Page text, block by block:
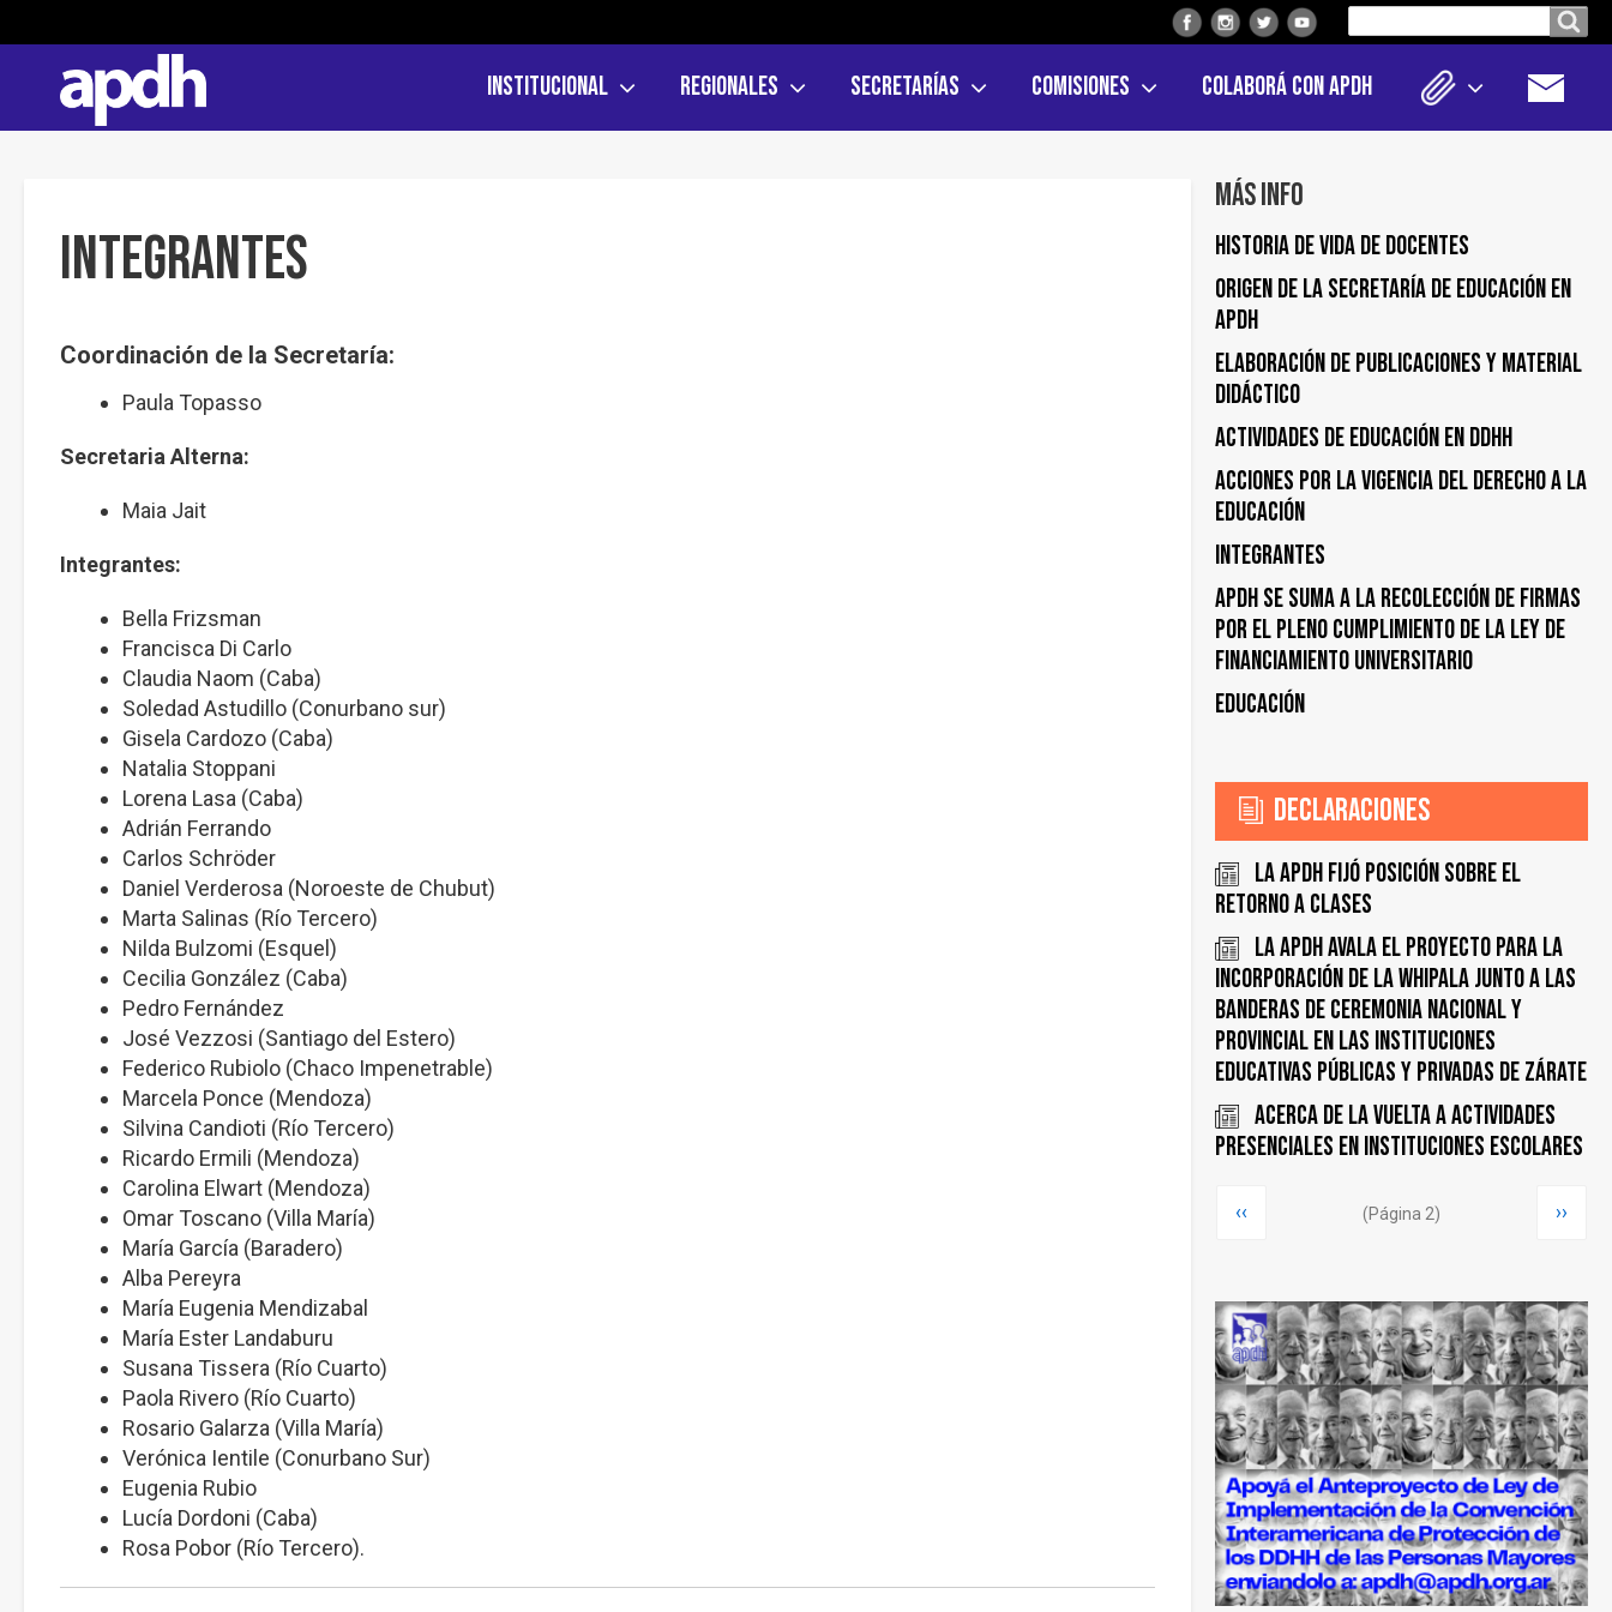
el
sitio
Institucional Regionales Secretarías Comisiones Colaborá con APDH
Integrantes
Coordinación de la Secretaría:
Paula Topasso
Secretaria Alterna:
Maia Jait
Integrantes:
Bella Frizsman
Francisca Di Carlo
Claudia Naom (Caba)
Soledad Astudillo (Conurbano sur)
Gisela Cardozo (Caba)
Natalia Stoppani
Lorena Lasa (Caba)
Adrián Ferrando
Carlos Schröder
Daniel Verderosa (Noroeste de Chubut)
Marta Salinas (Río Tercero)
Nilda Bulzomi (Esquel)
Cecilia González (Caba)
Pedro Fernández
José Vezzosi (Santiago del Estero)
Federico Rubiolo (Chaco Impenetrable)
Marcela Ponce (Mendoza)
Silvina Candioti (Río Tercero)
Ricardo Ermili (Mendoza)
Carolina Elwart (Mendoza)
Omar Toscano (Villa María)
María García (Baradero)
Alba Pereyra
María Eugenia Mendizabal
María Ester Landaburu
Susana Tissera (Río Cuarto)
Paola Rivero (Río Cuarto)
Rosario Galarza (Villa María)
Verónica Ientile (Conurbano Sur)
Eugenia Rubio
Lucía Dordoni (Caba)
Rosa Pobor (Río Tercero).
Más info
Historia de vida de docentes
Origen de la Secretaría de Educación en
APDH
Elaboración de publicaciones y material
didáctico
Actividades de educación en DDHH
Acciones por la vigencia del derecho a la
educación
Integrantes
APDH se suma a la recolección de firmas
por el pleno cumplimiento de la Ley de
financiamiento universitario
Educación
Declaraciones
La APDH fijó posición sobre el
retorno a clases
La APDH avala el proyecto para la
incorporación de la Whipala junto a las
Banderas de Ceremonia Nacional y
Provincial en las instituciones
educativas públicas y privadas de Zárate
Acerca de la vuelta a actividades
presenciales en instituciones escolares
Página
‹‹ (Página 2) ››